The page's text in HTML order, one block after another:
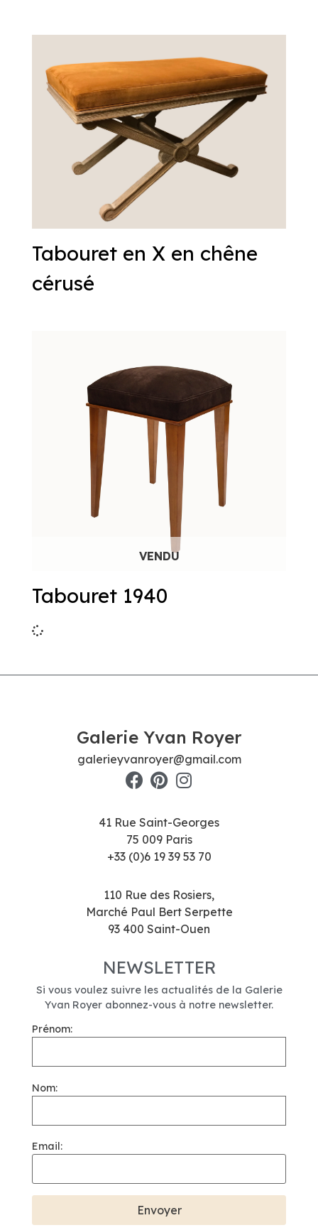
Tabouret en X en chêne
cérusé
Tabouret 1940
Galerie Yvan Royer
galerieyvanroyer@gmail.com
41 Rue Saint-Georges
75 009 Paris
+33 (0)6 19 39 53 70
110 Rue des Rosiers,
Marché Paul Bert Serpette
93 400 Saint-Ouen
NEWSLETTER
Si vous voulez suivre les actualités de la Galerie
Yvan Royer abonnez-vous à notre newsletter.
Prénom:
Nom:
Email: